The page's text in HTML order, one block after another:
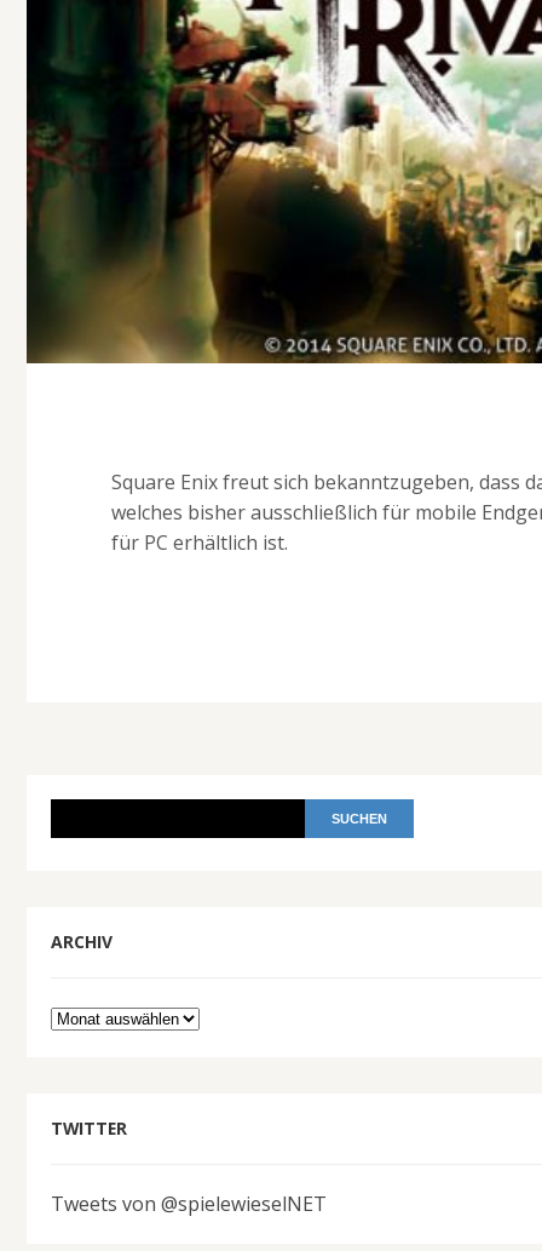
Square Enix freut sich bekanntzugeben, dass
welches bisher ausschließlich für mobile
für PC erhältlich ist.
ARCHIV
Archiv
TWITTER
Tweets von @spielewieselNET